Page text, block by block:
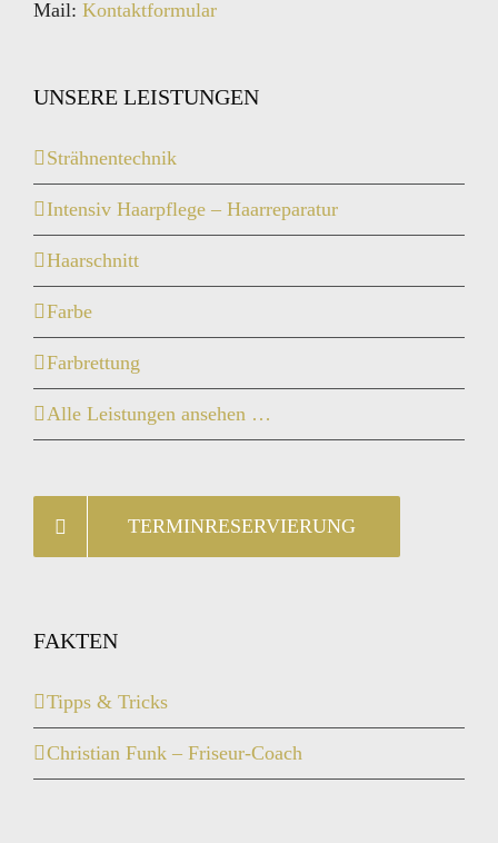
Mail: Kontaktformular
UNSERE LEISTUNGEN
Strähnentechnik
Intensiv Haarpflege – Haarreparatur
Haarschnitt
Farbe
Farbrettung
Alle Leistungen ansehen …
TERMINRESERVIERUNG
FAKTEN
Tipps & Tricks
Christian Funk – Friseur-Coach